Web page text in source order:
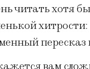
читать хотя